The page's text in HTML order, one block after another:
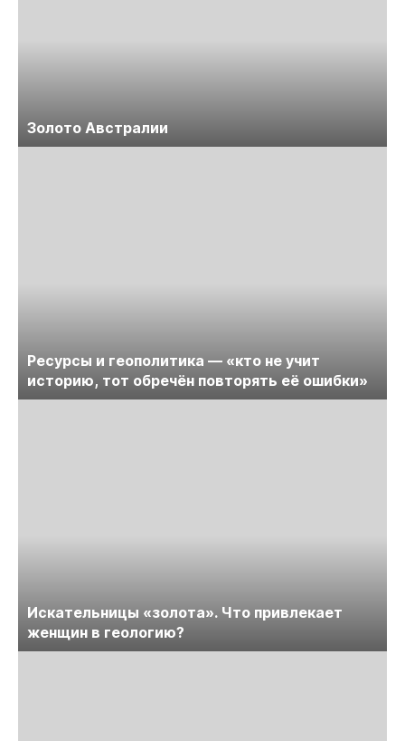
Золото Австралии
Ресурсы и геополитика — «кто не учит
историю, тот обречён повторять её ошибки»
Искательницы «золота». Что привлекает
женщин в геологию?